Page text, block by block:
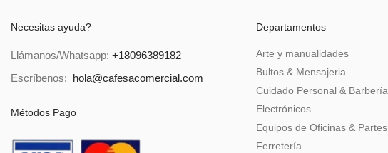
Necesitas ayuda?
Llámanos/Whatsapp: +18096389182
Escríbenos: hola@cafesacomercial.com
Métodos Pago
Departamentos
Arte y manualidades
Bultos & Mensajeria
Cuidado Personal & Barbería
Electrónicos
Equipos de Oficinas & Partes
Ferretería